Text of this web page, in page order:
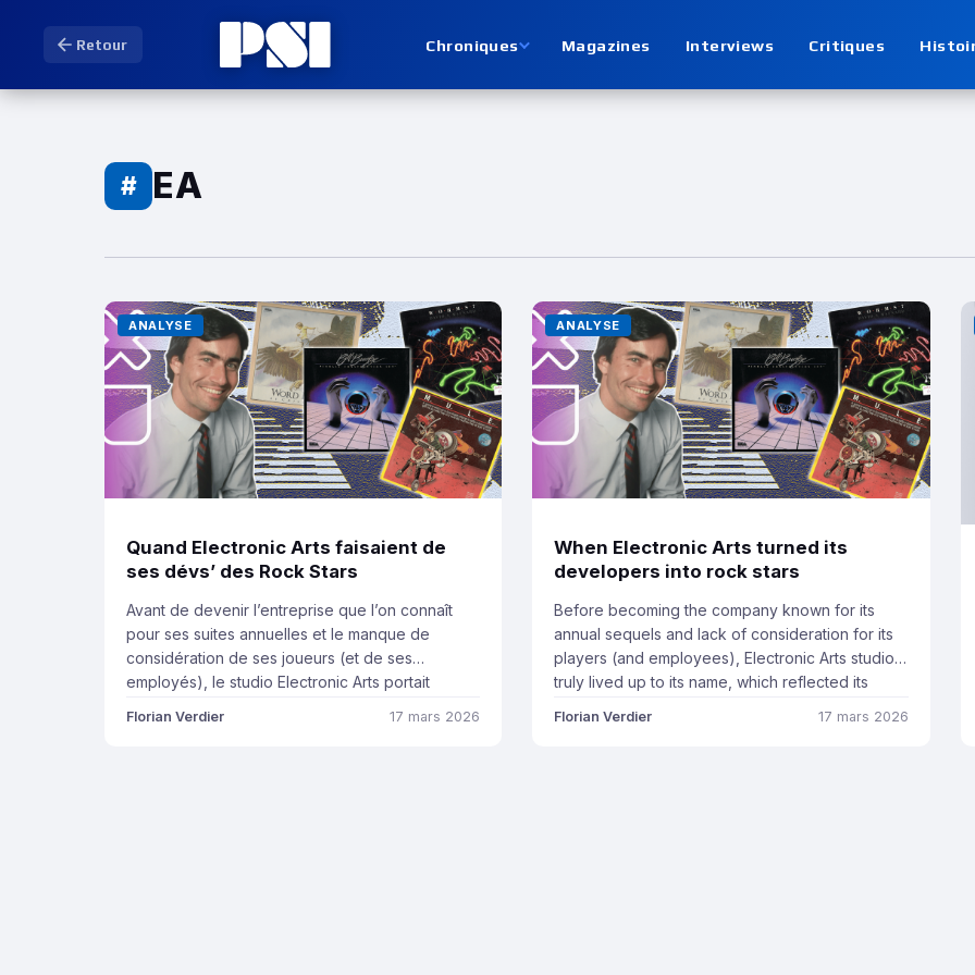
Retour Chroniques Magazines Interviews Critiques
# EA
ANALYSE
Quand Electronic Arts faisaient de
ses dévs’ des Rock Stars
Avant de devenir l’entreprise que l’on connaît
pour ses suites annuelles et le manque de
considération de ses joueurs (et de ses
employés), le studio Electronic Arts portait
Florian Verdier 17 mars 2026
ANALYSE
When Electronic Arts turned its
developers into rock stars
Before becoming the company known for its
annual sequels and lack of consideration for its
players (and employees), Electronic Arts studio
truly lived up to its name, which reflected its
Florian Verdier 17 mars 2026